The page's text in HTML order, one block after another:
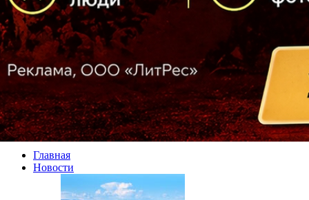
Главная
Новости